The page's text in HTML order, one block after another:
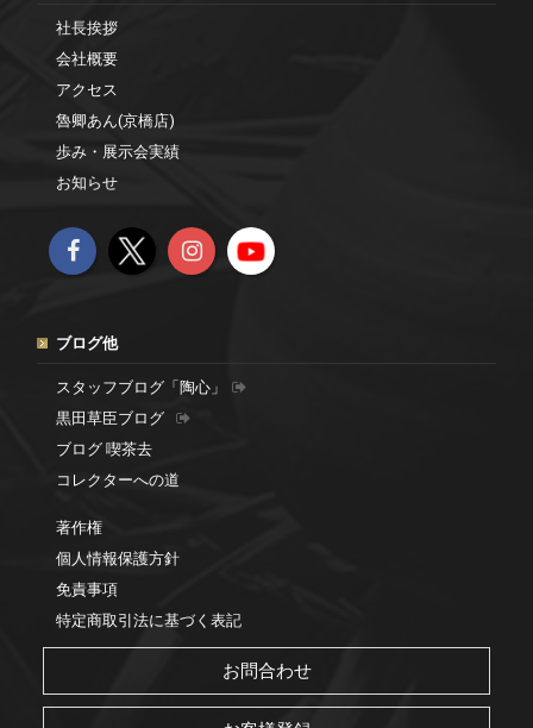
社長挨拶
会社概要
アクセス
魯卿あん(京橋店)
歩み・展示会実績
お知らせ
ブログ他
スタッフブログ「陶心」
黒田草臣ブログ
ブログ 喫茶去
コレクターへの道
著作権
個人情報保護方針
免責事項
特定商取引法に基づく表記
お問合わせ